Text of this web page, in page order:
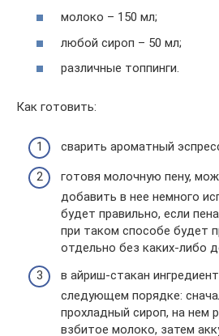
молоко – 150 мл;
любой сироп – 50 мл;
различные топпинги.
Как готовить:
сварить ароматный
готовя молочную пену,
добавить в нее немного
будет правильно, если
при таком способе будет
отдельно без каких-либо
в айриш-стакан
следующем порядке:
прохладный сироп, на нем
взбитое молоко, затем